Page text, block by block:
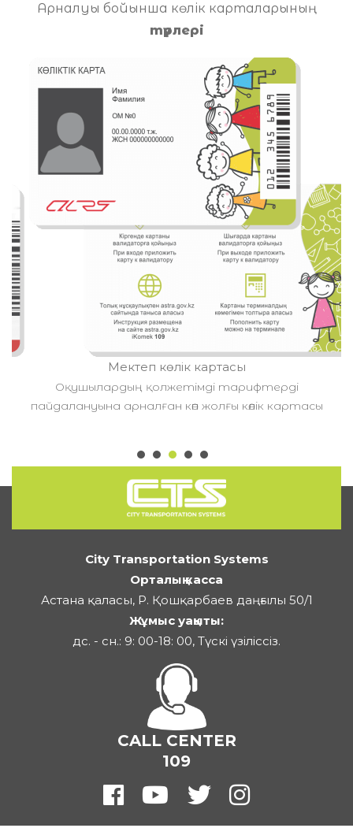
Арналуы бойынша көлік карталарының
түрлері
Көлік билеті
10 сапарға арналған бір жолғы көлік картасы
Орталық касса
Астана қаласы, Р. Қошқарбаев даңғылы 50/1
Жұмыс уақыты:
дс. - сн.: 9: 00-18: 00, Түскі үзіліссіз.
CALL CENTER
109
©2026 Барлық құқық қорғалған.«City Transportation